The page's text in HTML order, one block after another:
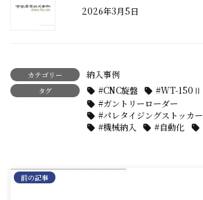
2026年3月5日
カテゴリー 納入事例
タグ #CNC旋盤
#WT-150Ⅱ
#ガントリーローダー
#パレタイジングストッカー
#機械納入
#自動化
前の記事